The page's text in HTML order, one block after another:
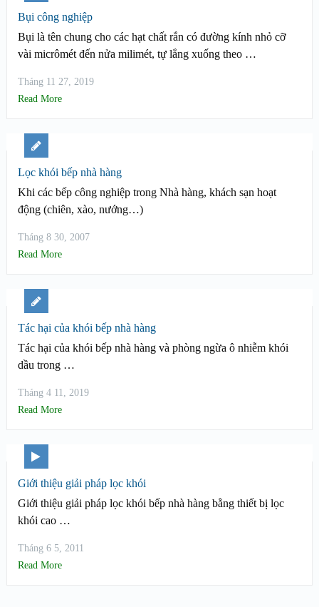
Bụi công nghiệp
Bụi là tên chung cho các hạt chất rắn có đường kính nhỏ cỡ
vài micrômét đến nửa milimét, tự lắng xuống theo …
Tháng 11 27, 2019
Read More
Lọc khói bếp nhà hàng
Khi các bếp công nghiệp trong Nhà hàng, khách sạn hoạt
động (chiên, xào, nướng…)
Tháng 8 30, 2007
Read More
Tác hại của khói bếp nhà hàng
Tác hại của khói bếp nhà hàng và phòng ngừa ô nhiễm khói
dầu trong …
Tháng 4 11, 2019
Read More
Giới thiệu giải pháp lọc khói
Giới thiệu giải pháp lọc khói bếp nhà hàng bằng thiết bị lọc
khói cao …
Tháng 6 5, 2011
Read More